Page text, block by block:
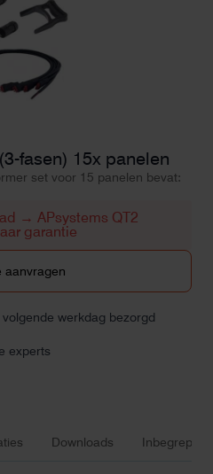
fasen) 15x panelen
set voor 15 panelen bevat:
→ APsystems QT2
garantie
aanvragen
werkdag bezorgd
experts
Downloads Inbegrepen